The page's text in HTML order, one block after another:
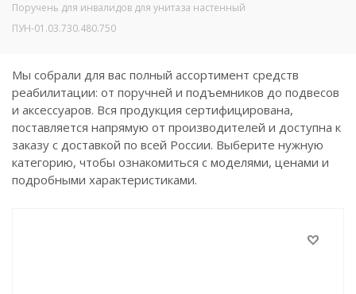
Поручень для инвалидов для унитаза настенный
ПУН-01.03.730.480.750
Мы собрали для вас полный ассортимент средств
реабилитации: от поручней и подъемников до подвесов
и аксессуаров. Вся продукция сертифицирована,
поставляется напрямую от производителей и доступна к
заказу с доставкой по всей России. Выберите нужную
категорию, чтобы ознакомиться с моделями, ценами и
подробными характеристиками.